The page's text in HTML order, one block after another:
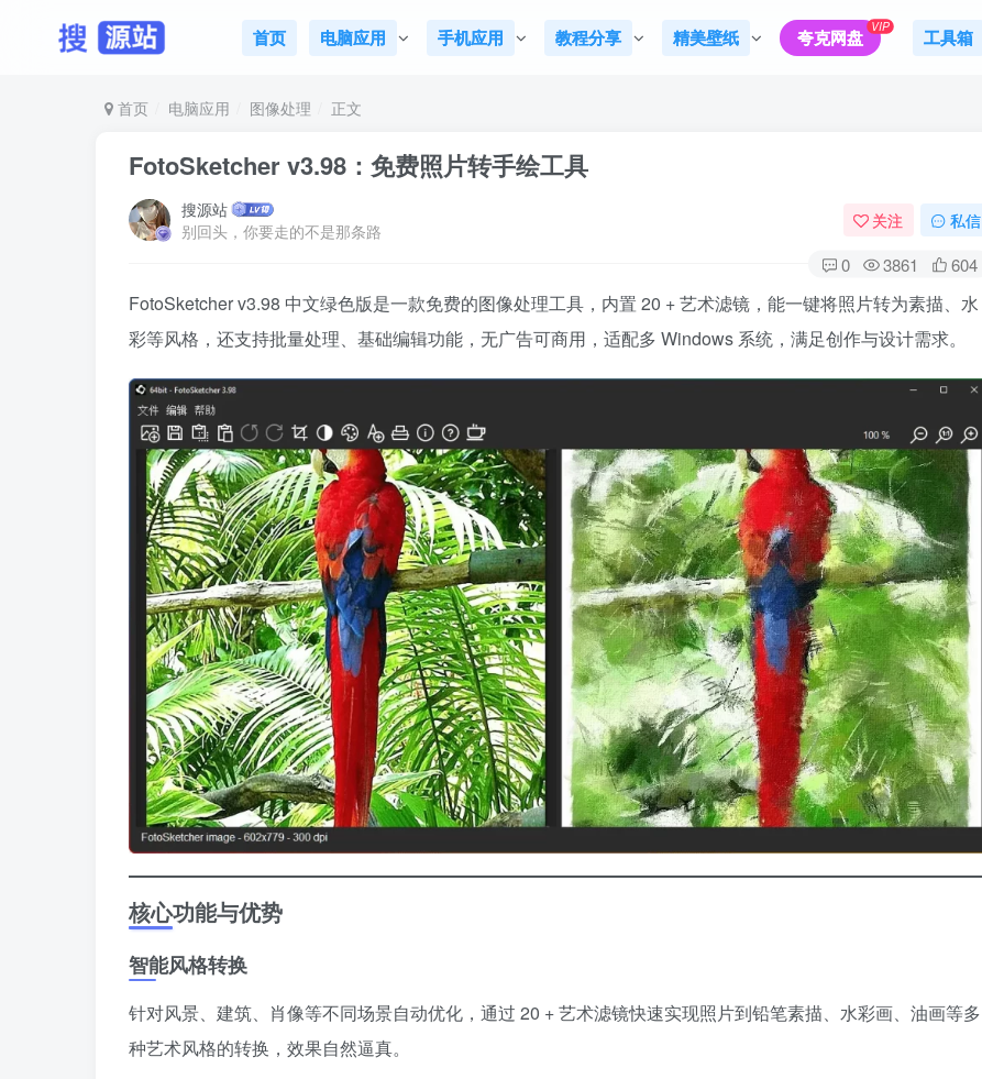
首页 电脑应用 手机应用 教程分享 精美壁纸 夸克网盘 VIP 工具箱
首页 电脑应用 图像处理 正文
FotoSketcher v3.98：免费照片转手绘工具
搜源站
别回头，你要走的不是那条路
关注 私信
0 3861 604
FotoSketcher v3.98 中文绿色版是一款免费的图像处理工具，内置 20 + 艺术滤镜，能一键将照片转为素描、水
彩等风格，还支持批量处理、基础编辑功能，无广告可商用，适配多 Windows 系统，满足创作与设计需求。
核心功能与优势
智能风格转换
针对风景、建筑、肖像等不同场景自动优化，通过 20 + 艺术滤镜快速实现照片到铅笔素描、水彩画、油画等多
种艺术风格的转换，效果自然逼真。